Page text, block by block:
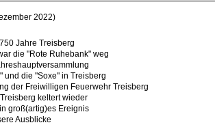
2022)
Jahre Treisberg
die "Rote Ruhebank" weg
und die "Soxe" in Treisberg
der Freiwilligen Feuerwehr Treisberg
keltert wieder
groß(artig)es Ereignis
Ausblicke